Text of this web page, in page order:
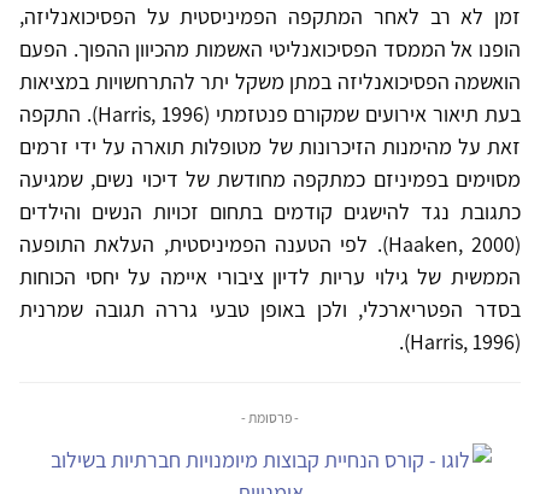
זמן לא רב לאחר המתקפה הפמיניסטית על הפסיכואנליזה,
הופנו אל הממסד הפסיכואנליטי האשמות מהכיוון ההפוך. הפעם
הואשמה הפסיכואנליזה במתן משקל יתר להתרחשויות במציאות
בעת תיאור אירועים שמקורם פנטזמתי (Harris, 1996). התקפה
זאת על מהימנות הזיכרונות של מטופלות תוארה על ידי זרמים
מסוימים בפמיניזם כמתקפה מחודשת של דיכוי נשים, שמגיעה
כתגובת נגד להישגים קודמים בתחום זכויות הנשים והילדים
(Haaken, 2000). לפי הטענה הפמיניסטית, העלאת התופעה
הממשית של גילוי עריות לדיון ציבורי איימה על יחסי הכוחות
בסדר הפטריארכלי, ולכן באופן טבעי גררה תגובה שמרנית
(Harris, 1996).
- פרסומת -